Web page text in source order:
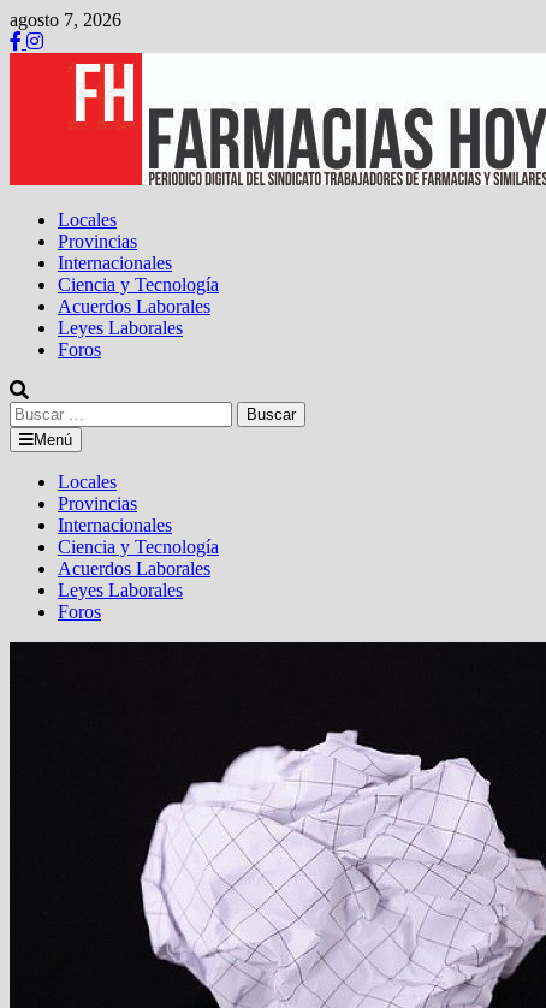
Saltar
al
contenido
agosto 7, 2026
Locales
Provincias
Internacionales
Ciencia y Tecnología
Acuerdos Laborales
Leyes Laborales
Foros
Buscar:
Menú
Locales
Provincias
Internacionales
Ciencia y Tecnología
Acuerdos Laborales
Leyes Laborales
Foros